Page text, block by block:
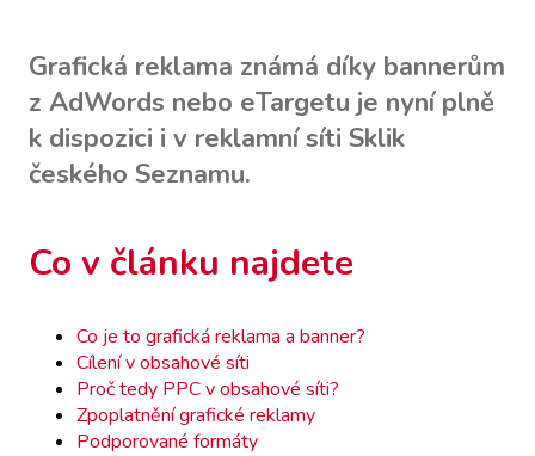
Grafická reklama známá díky bannerům
z AdWords nebo eTargetu je nyní plně
k dispozici i v reklamní síti Sklik
českého Seznamu.
Co v článku najdete
Co je to grafická reklama a banner?
Cílení v obsahové síti
Proč tedy PPC v obsahové síti?
Zpoplatnění grafické reklamy
Podporované formáty